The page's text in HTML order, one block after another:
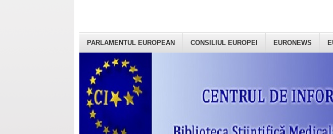
PARLAMENTUL EUROPEAN CONSILIUL EUROPEI EURONEWS